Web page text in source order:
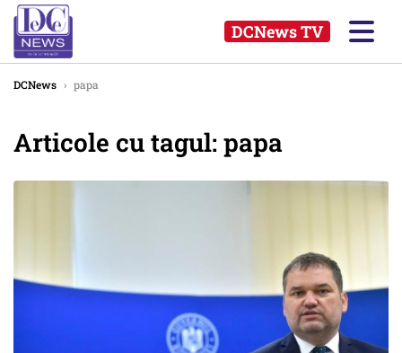
DCNews TV
DCNews › papa
Articole cu tagul: papa